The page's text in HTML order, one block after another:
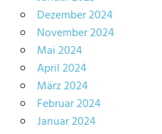
Dezember 2024
November 2024
Mai 2024
April 2024
März 2024
Februar 2024
Januar 2024